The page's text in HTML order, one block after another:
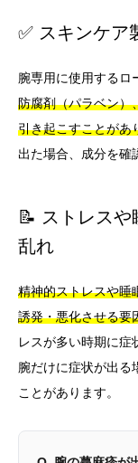
✅ スキンケア
腕専用に使用するロ
防腐剤（パラベン）
引き起こすことがあ
出た場合、成分を確
📝 ストレス
乱れ
精神的ストレスや睡
誘発・悪化させる要
レスが多い時期に症
腕だけに症状が出る
ことがあります。